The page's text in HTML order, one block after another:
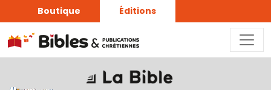
Boutique Éditions